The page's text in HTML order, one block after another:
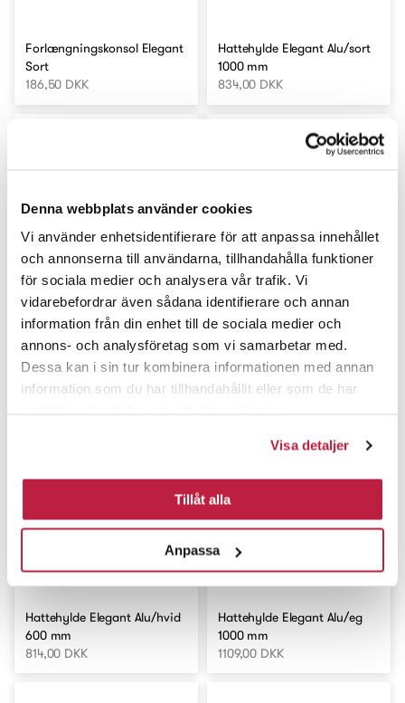
Denna webbplats använder cookies
Vi använder enhetsidentifierare för att anpassa innehållet
och annonserna till användarna, tillhandahålla funktioner
för sociala medier och analysera vår trafik. Vi
vidarebefordrar även sådana identifierare och annan
information från din enhet till de sociala medier och
annons- och analysföretag som vi samarbetar med.
Dessa kan i sin tur kombinera informationen med annan
information som du har tillhandahållit eller som de har
Visa detaljer
Tillåt alla
Anpassa
Forlængningskonsol Elegant
Sort
186,50 DKK
Hattehylde Elegant Alu/sort
1000 mm
834,00 DKK
Hattehylde Elegant Alu/sort
600 mm
814,00 DKK
Hattehylde Elegant Alu/hvid
1000 mm
834,00 DKK
Hattehylde Elegant Alu/hvid
600 mm
814,00 DKK
Hattehylde Elegant Alu/eg
1000 mm
1109,00 DKK